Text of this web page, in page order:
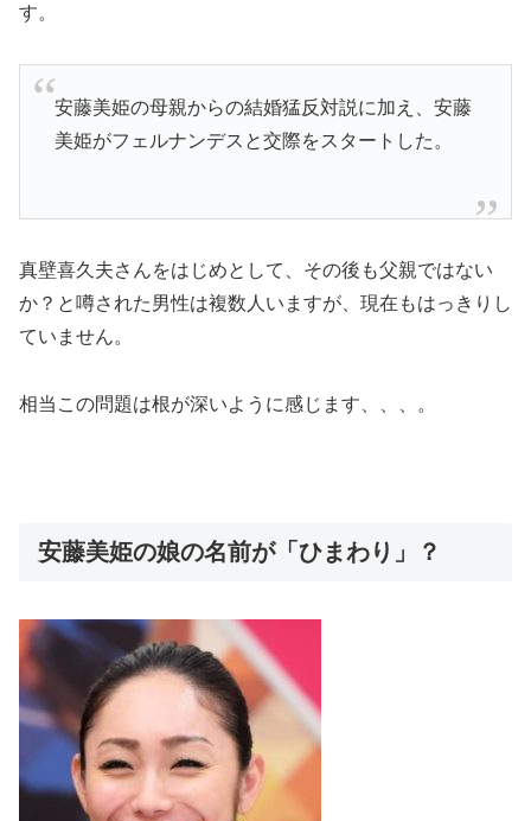
す。
安藤美姫の母親からの結婚猛反対説に加え、安藤
美姫がフェルナンデスと交際をスタート した。
真壁喜久夫さんをはじめとして、その後も父親ではない
か？と噂された男性は複数人いますが、現在もはっきりし
ていません。
相当この問題は根が深いように感じます、、、。
安藤美姫の娘の名前が「ひまわり」？